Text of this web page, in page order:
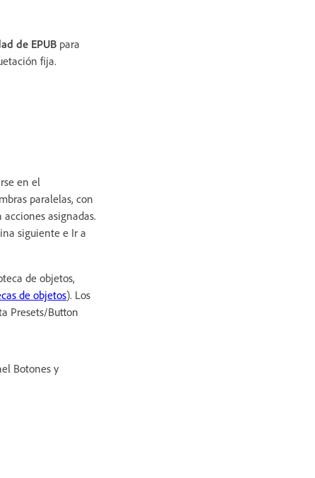
de EPUB para
fija.
en el
paralelas, con
asignadas.
siguiente e Ir a
de objetos,
de objetos). Los
Presets/Button
Botones y